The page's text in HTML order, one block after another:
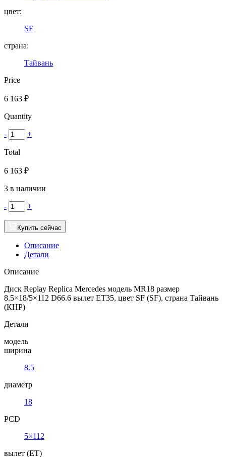
цвет:
SF
страна:
Тайвань
Price
6 163 ₽
Quantity
- +
Total
6 163 ₽
3 в наличии
- +
Купить сейчас
Описание
Детали
Описание
Диск Replay Replica Mercedes модель MR18 размер
8.5×18/5×112 D66.6 вылет ET35, цвет SF (SF), страна Тайвань
(КНР)
Детали
модель
ширина
8.5
диаметр
18
PCD
5×112
вылет (ET)